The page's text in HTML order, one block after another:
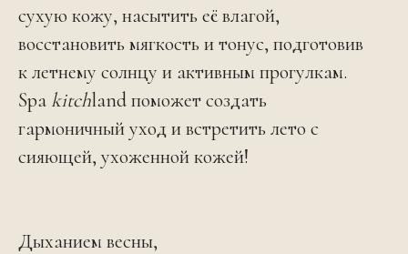
сухую кожу, насытить её влагой,
восстановить мягкость и тонус, подготовив
к летнему солнцу и активным прогулкам.
Spakitchland поможет создать
гармоничный уход и встретить лето с
сияющей, ухоженной кожей!
Дыханием весны,